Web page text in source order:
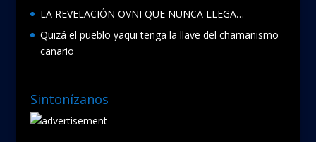
LA REVELACIÓN OVNI QUE NUNCA LLEGA…
Quizá el pueblo yaqui tenga la llave del chamanismo
canario
Sintonízanos